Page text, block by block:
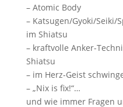
– Atomic Body
– Katsugen/Gyoki/Seiki/
im Shiatsu
– kraftvolle Anker-
Shiatsu
– im Herz-Geist
– „Nix is fix!“…
und wie immer Fragen